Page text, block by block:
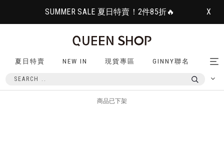
SUMMER SALE 夏日特賣！2件85折🔥 X
夏日特賣 NEW IN 現貨專區 GINNY聯名
商品已下架